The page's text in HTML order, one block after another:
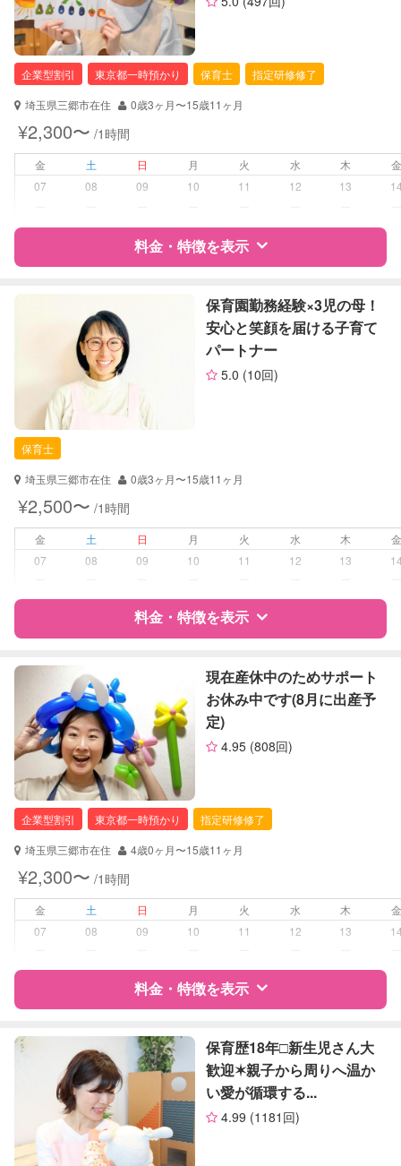
資格
企業型割引対象(旧内閣府補助対象)
自治体届出済ベビーシッター
対応可能/特徴
送迎サポート
子育て経験
病児対応
障がい児対応 認定あり
レッスン
スポーツレッスン
絵・工作レッスン
定期予約
お子様の撮影
（定期特典）
対応可能
企業型割引 東京都一時預かり 保育士
指定研修修了
埼玉県三郷市在住
0歳3ヶ月〜15歳11ヶ月
¥2,300〜 /1時間
金 土 日 月 火 水 木
07
08 09 10 11 12 13
料金・特徴を表示
特徴
サポートの特徴
夜間対応
お泊まり保育
病児対応 病児、病後児、ともに不可
障がい児対応 対応可否は個別に相談
レッスン
音楽レッスン
スポーツレッスン
絵・工作レッスン
定期予約 可能
お子様の撮影
（定期特典）
対応可能
保育園勤務経験×3児の母！
安心と笑顔を届ける子育て
パートナー
5.0 (10回)
保育士
埼玉県三郷市在住
0歳3ヶ月〜15歳11ヶ月
¥2,500〜 /1時間
金 土 日 月 火 水 木
07
08 09 10 11 12 13
料金・特徴を表示
特徴 料金
サポートの特徴
自治体届出済ベビーシッター
保育士
幼稚園教諭
対応可能/特徴 子育て経験
病児対応
障がい児対応 対応可否は個別に相談
レッスン なし
お子様の撮影
（定期特典）
対応不可
現在産休中のためサポート
お休み中です(8月に出産予
定)
4.95 (808回)
企業型割引 東京都一時預かり
指定研修修了
埼玉県三郷市在住
4歳0ヶ月〜15歳11ヶ月
¥2,300〜 /1時間
金 土 日 月 火 水 木
07
08 09 10 11 12 13
料金・特徴を表示
特徴 料金 レビュー
サポートの特徴
企業型割引対象(旧内閣府補助対象)
自治体届出済ベビーシッター
保育歴18年□︎新生児さん大
歓迎✶親子から周りへ温か
い愛が循環する...
4.99 (1181回)